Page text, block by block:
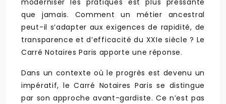
moderniser les pratiques est plus pressante
que jamais. Comment un métier ancestral
peut-il s’adapter aux exigences de rapidité, de
transparence et d’efficacité du XXIe siècle ? Le
Carré Notaires Paris apporte une réponse.
Dans un contexte où le progrès est devenu un
impératif, le Carré Notaires Paris se distingue
par son approche avant-gardiste. Ce n’est pas